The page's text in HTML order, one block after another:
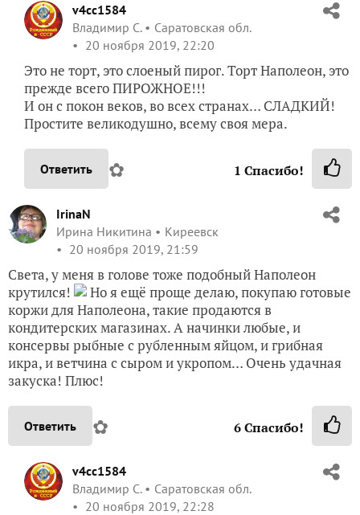
v4cc1584
Владимир С.
Саратовская обл.
20 ноября 2019, 22:20
Это не торт, это слоеный пирог. Торт Наполеон, это
прежде всего ПИРОЖНОЕ!!!
И он с покон веков, во всех странах… СЛАДКИЙ!
Простите великодушно, всему своя мера.
Ответить ✿ 1 Спасибо!
IrinaN
Ирина Никитина
Киреевск
20 ноября 2019, 21:59
Света, у меня в голове тоже подобный Наполеон
крутился!
Но я ещё проще делаю, покупаю готовые
коржи для Наполеона, такие продаются в
кондитерских магазинах. А начинки любые, и
консервы рыбные с рубленным яйцом, и грибная
икра, и ветчина с сыром и укропом… Очень удачная
закуска! Плюс!
Ответить ✿ 6Спасибо!
v4cc1584
Владимир С.
Саратовская обл.
20 ноября 2019, 22:28